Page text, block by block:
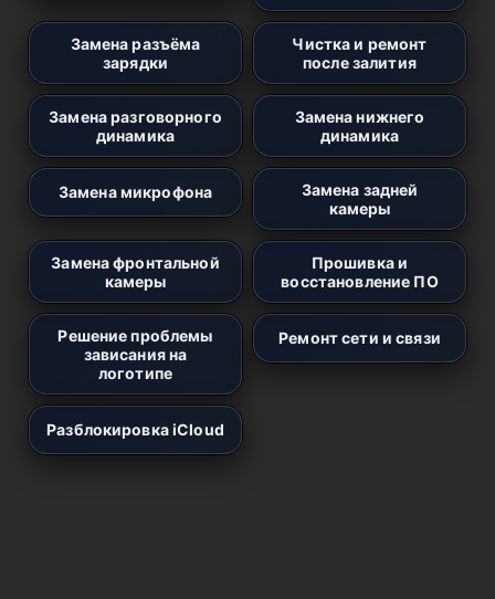
Замена разъёма
зарядки
Чистка и ремонт
после залития
Замена разговорного
динамика
Замена нижнего
динамика
Замена микрофона
Замена задней
камеры
Замена фронтальной
камеры
Прошивка и
восстановление ПО
Решение проблемы
зависания на
логотипе
Ремонт сети и связи
Разблокировка iCloud